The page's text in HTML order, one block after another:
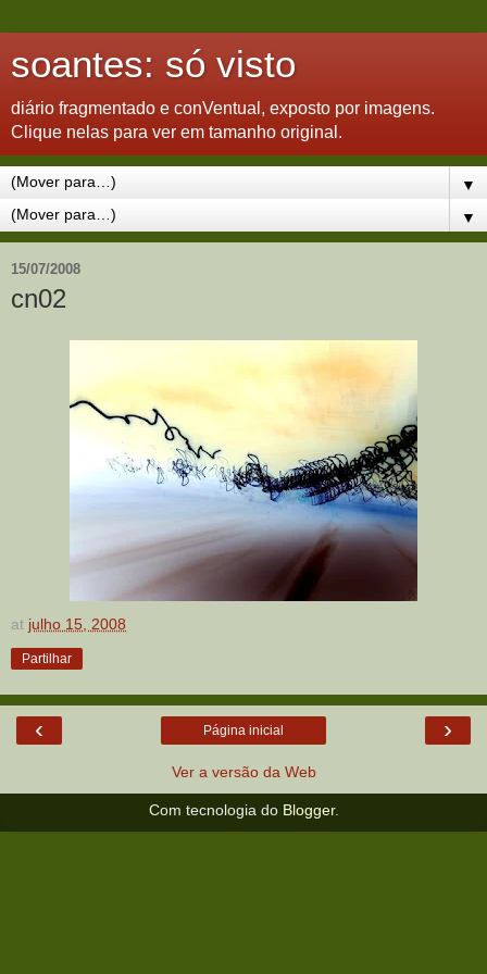
soantes: só visto
diário fragmentado e conVentual, exposto por imagens.
Clique nelas para ver em tamanho original.
▼
▼
15/07/2008
cn02
at julho 15, 2008
Partilhar
‹ ›
Página inicial
Ver a versão da Web
Com tecnologia do Blogger.